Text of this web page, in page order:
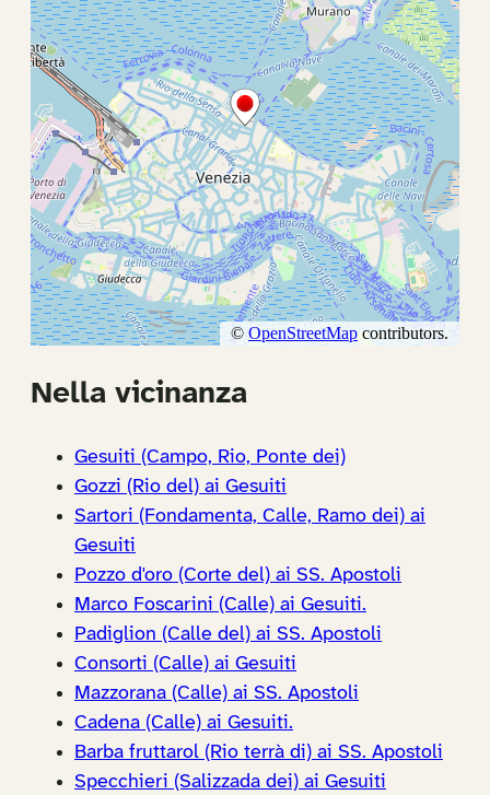
Nella vicinanza
Gesuiti (Campo, Rio, Ponte dei)
Gozzi (Rio del) ai Gesuiti
Sartori (Fondamenta, Calle, Ramo dei) ai
Gesuiti
Pozzo d'oro (Corte del) ai SS. Apostoli
Marco Foscarini (Calle) ai Gesuiti.
Padiglion (Calle del) ai SS. Apostoli
Consorti (Calle) ai Gesuiti
Mazzorana (Calle) ai SS. Apostoli
Cadena (Calle) ai Gesuiti.
Barba fruttarol (Rio terrà di) ai SS. Apostoli
Specchieri (Salizzada dei) ai Gesuiti